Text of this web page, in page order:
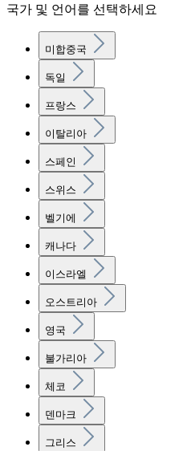
국가 및 언어를 선택하세요
미합중국
독일
프랑스
이탈리아
스페인
스위스
벨기에
캐나다
이스라엘
오스트리아
영국
불가리아
체코
덴마크
그리스